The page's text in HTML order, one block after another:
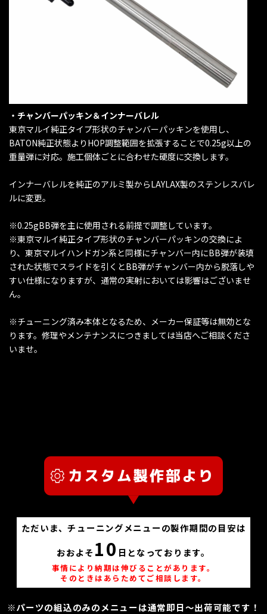
・チャンバーパッキン＆インナーバレル
東京マルイ純正タイプ形状のチャンバーパッキンを使用し、
BATON純正状態よりHOP調整範囲を拡張することで0.25g以上の
重量弾に対応。施工個体ごとに合わせた硬度に交換します。
インナーバレルを純正のアルミ製からLAYLAX製のステンレスバレ
ルに変更。
※0.25gBB弾を主に使用される前提で調整しています。
※東京マルイ純正タイプ形状のチャンバーパッキンの交換によ
り、東京マルイハンドガン系と同様にチャンバー内にBB弾が装填
された状態でスライドを引くとBB弾がチャンバー内から脱落しや
すい仕様になりますが、通常の実射においては影響はございませ
ん。
※チューニング済み本体となるため、メーカー保証等は無効とな
ります。修理やメンテナンスにつきましては当店へご相談くださ
いませ。
ただいま、チューニングメニューの製作期間の目安は
おおよそ 10 日となっております。
事情により納期は伸びることがあります。
そのときはあらためてご相談します。
※パーツの組込のみのメニューは通常即日～出荷可能です！